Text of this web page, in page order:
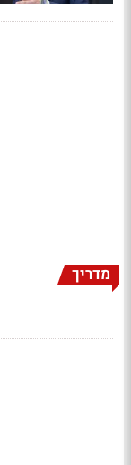
מדריך